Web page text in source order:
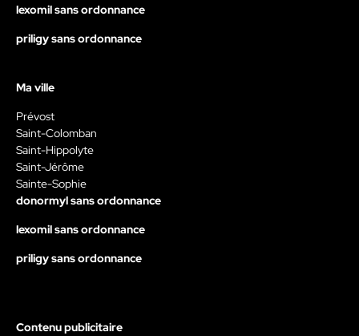
lexomil sans ordonnance
priligy sans ordonnance
Ma ville
Prévost
Saint-Colomban
Saint-Hippolyte
Saint-Jérôme
Sainte-Sophie
donormyl sans ordonnance
lexomil sans ordonnance
priligy sans ordonnance
Contenu publicitaire